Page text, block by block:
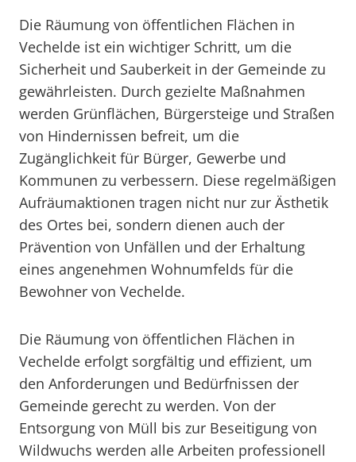
Die Räumung von öffentlichen Flächen in
Vechelde ist ein wichtiger Schritt, um die
Sicherheit und Sauberkeit in der Gemeinde zu
gewährleisten. Durch gezielte Maßnahmen
werden Grünflächen, Bürgersteige und Straßen
von Hindernissen befreit, um die
Zugänglichkeit für Bürger, Gewerbe und
Kommunen zu verbessern. Diese regelmäßigen
Aufräumaktionen tragen nicht nur zur Ästhetik
des Ortes bei, sondern dienen auch der
Prävention von Unfällen und der Erhaltung
eines angenehmen Wohnumfelds für die
Bewohner von Vechelde.
Die Räumung von öffentlichen Flächen in
Vechelde erfolgt sorgfältig und effizient, um
den Anforderungen und Bedürfnissen der
Gemeinde gerecht zu werden. Von der
Entsorgung von Müll bis zur Beseitigung von
Wildwuchs werden alle Arbeiten professionell